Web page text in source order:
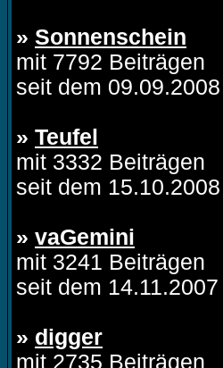
» Sonnenschein
mit 7792 Beiträgen
seit dem 09.09.2008
» Teufel
mit 3332 Beiträgen
seit dem 15.10.2008
» vaGemini
mit 3241 Beiträgen
seit dem 14.11.2007
» digger
mit 2735 Beiträgen